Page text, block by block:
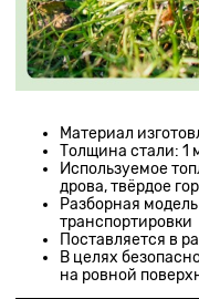
Материал
Толщина стали: 1
Используемое
дрова, твёрдое
Разборная
транспортировки
Поставляется в
В целях
на ровной